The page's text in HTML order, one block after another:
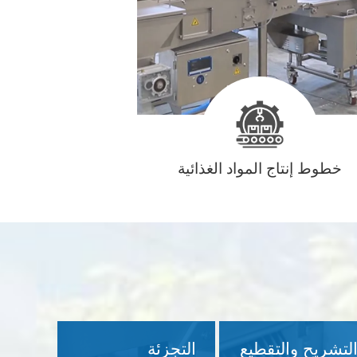
خطوط إنتاج المواد الغذائية
التشريح والتقطيع التجزئة